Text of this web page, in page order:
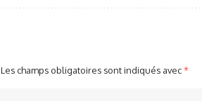
Les champs obligatoires sont indiqués avec*